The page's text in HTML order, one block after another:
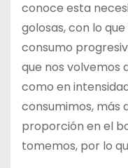
conoce esta
golosas, con lo
consumo
que nos volvemos
como en
consumimos, más
proporción en el
tomemos, por lo